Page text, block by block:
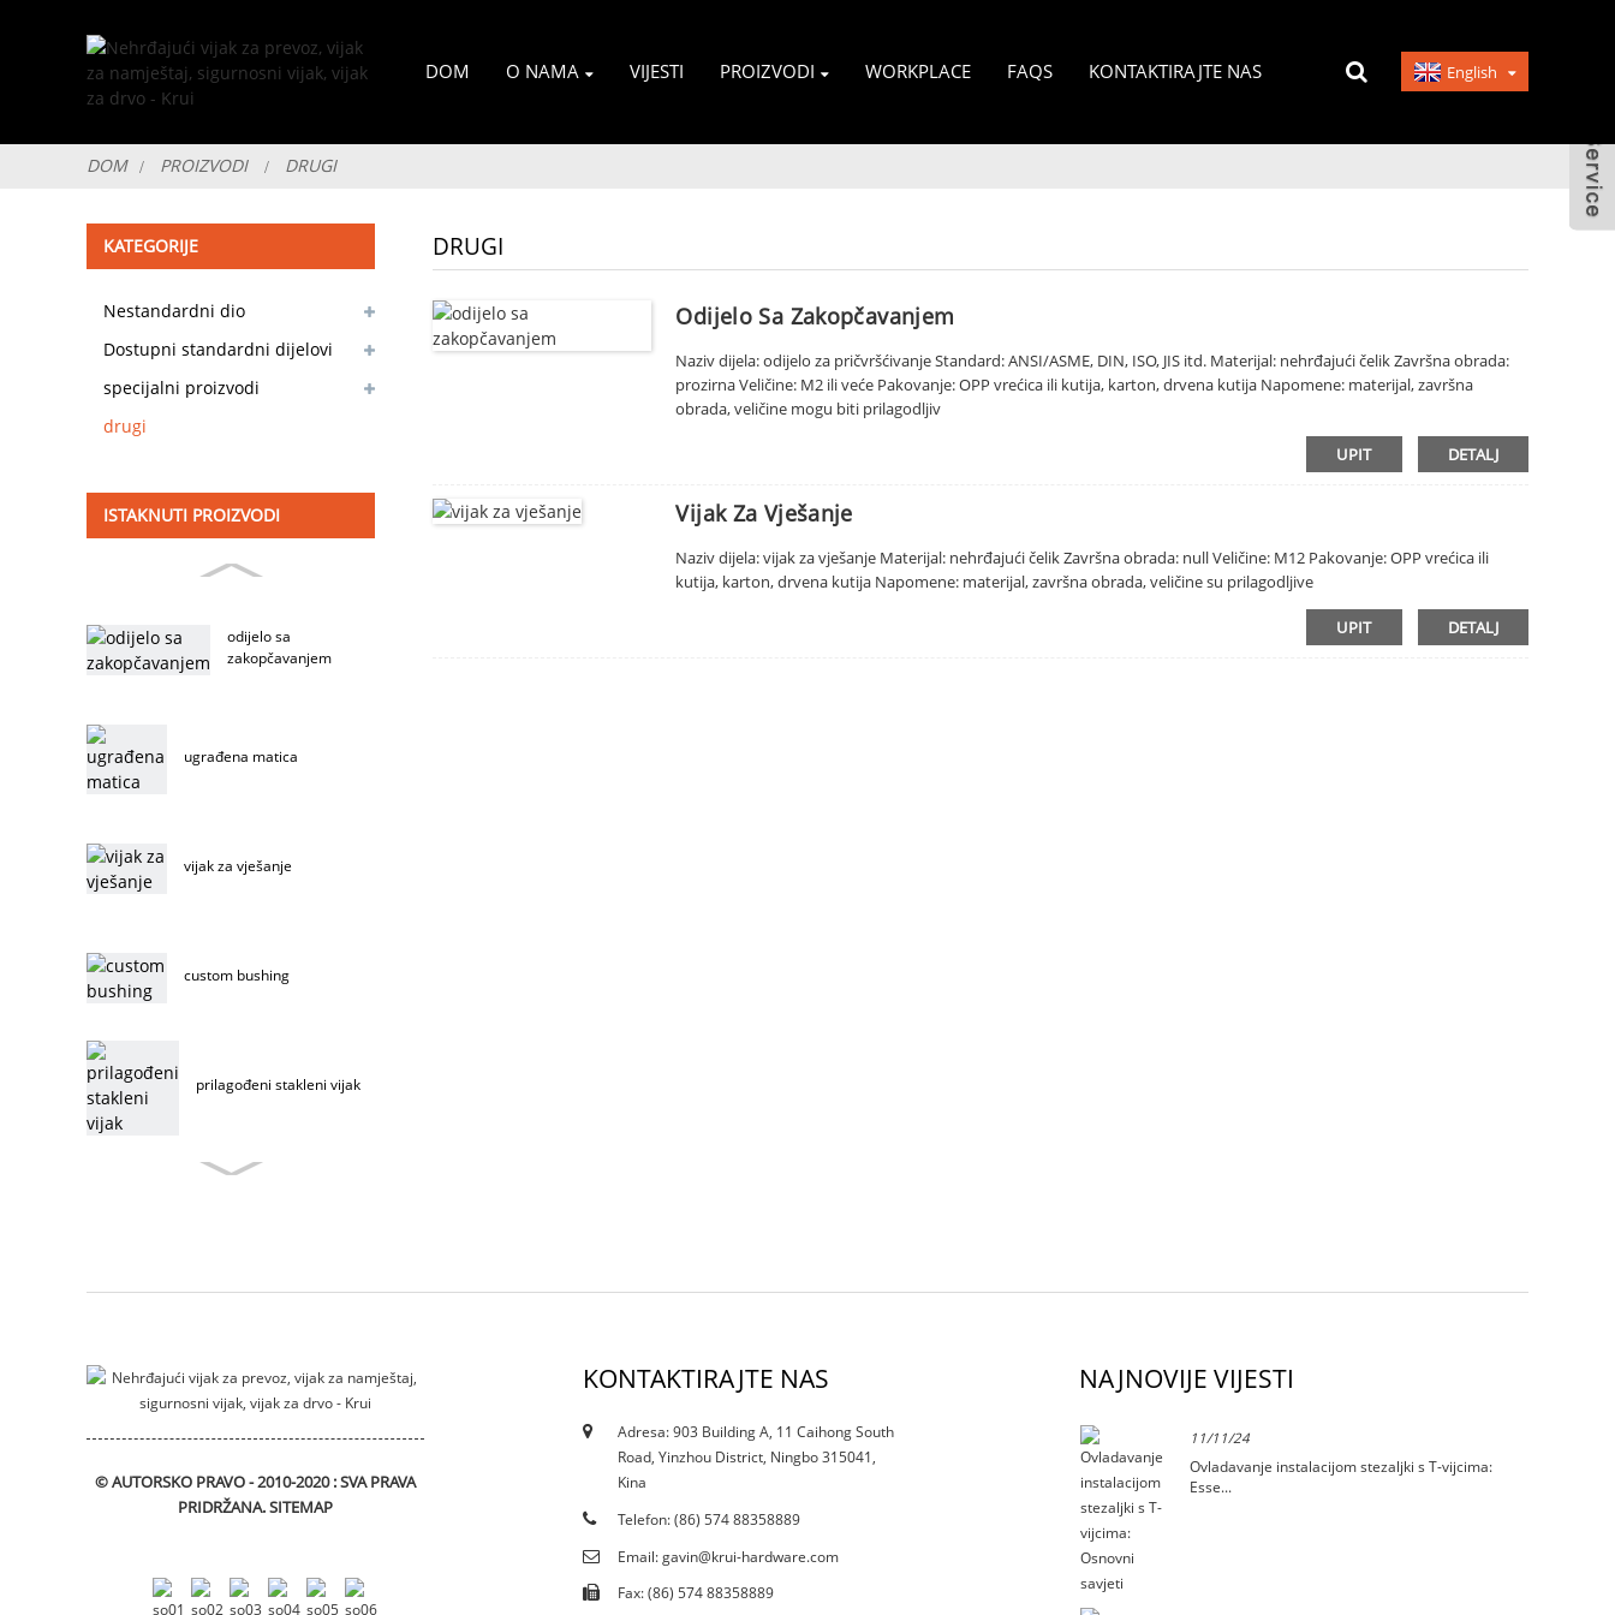
DOM O NAMA VIJESTI PROIZVODI WORKPLACE FAQS KONTAKTIRAJTE NAS English
DOM PROIZVODI DRUGI
KATEGORIJE
Nestandardni dio
prilagodljiv
Dostupni standardni dijelovi
specijalni proizvodi
drugi
ISTAKNUTI PROIZVODI
odijelo sa
zakopčavanjem
ugrađena matica
vijak za vješanje
custom bushing
prilagođeni stakleni vijak
vijak za namještaj
DRUGI
Odijelo Sa Zakopčavanjem
Naziv dijela: odijelo za pričvršćivanje Standard: ANSI/ASME, DIN, ISO, JIS itd. Materijal: nehrđajući čelik Završna obrada:
prozirna Veličine: M2 ili veće Pakovanje: OPP vrećica ili kutija, karton, drvena kutija Napomene: materijal, završna
obrada, veličine mogu biti prilagodljiv
UPIT DETALJ
Vijak Za Vješanje
Naziv dijela: vijak za vješanje Materijal: nehrđajući čelik Završna obrada: null Veličine: M12 Pakovanje: OPP vrećica ili
kutija, karton, drvena kutija Napomene: materijal, završna obrada, veličine su prilagodljive
UPIT DETALJ
© AUTORSKO PRAVO - 2010-2020 : SVA PRAVA
PRIDRŽANA.SITEMAP
KONTAKTIRAJTE NAS
Adresa: 903 Building A, 11 Caihong South
Road, Yinzhou District, Ningbo 315041,
Kina
Telefon: (86) 574 88358889
Email: gavin@krui-hardware.com
Fax: (86) 574 88358889
NAJNOVIJE VIJESTI
12/10/21
Da li trenutno smanjenje utiče na mrlje...
11/11/24
Ovladavanje instalacijom stezaljki s T-vijcima:
Esse...